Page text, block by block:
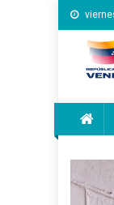
Saltar
al
contenido
Inces